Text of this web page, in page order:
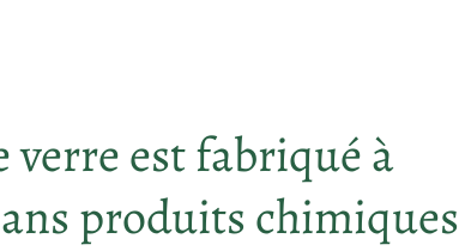
verre est fabriqué à
produits chimiques